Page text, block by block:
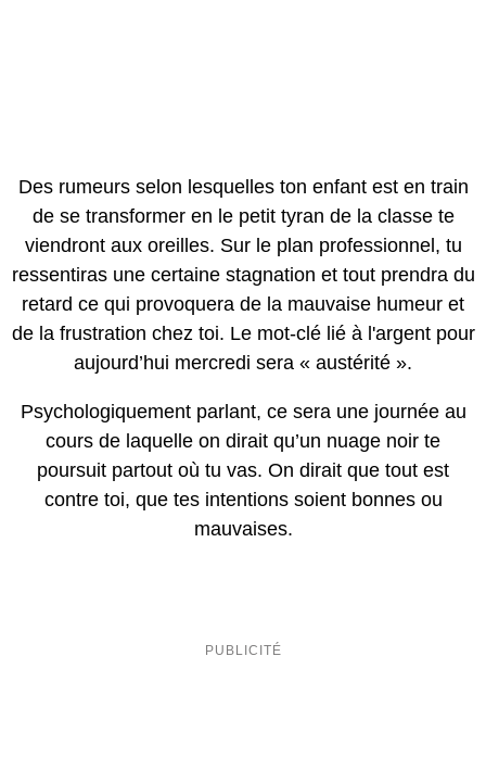
Des rumeurs selon lesquelles ton enfant est en train
de se transformer en le petit tyran de la classe te
viendront aux oreilles. Sur le plan professionnel, tu
ressentiras une certaine stagnation et tout prendra du
retard ce qui provoquera de la mauvaise humeur et
de la frustration chez toi. Le mot-clé lié à l'argent pour
aujourd’hui mercredi sera « austérité ».
Psychologiquement parlant, ce sera une journée au
cours de laquelle on dirait qu’un nuage noir te
poursuit partout où tu vas. On dirait que tout est
contre toi, que tes intentions soient bonnes ou
mauvaises.